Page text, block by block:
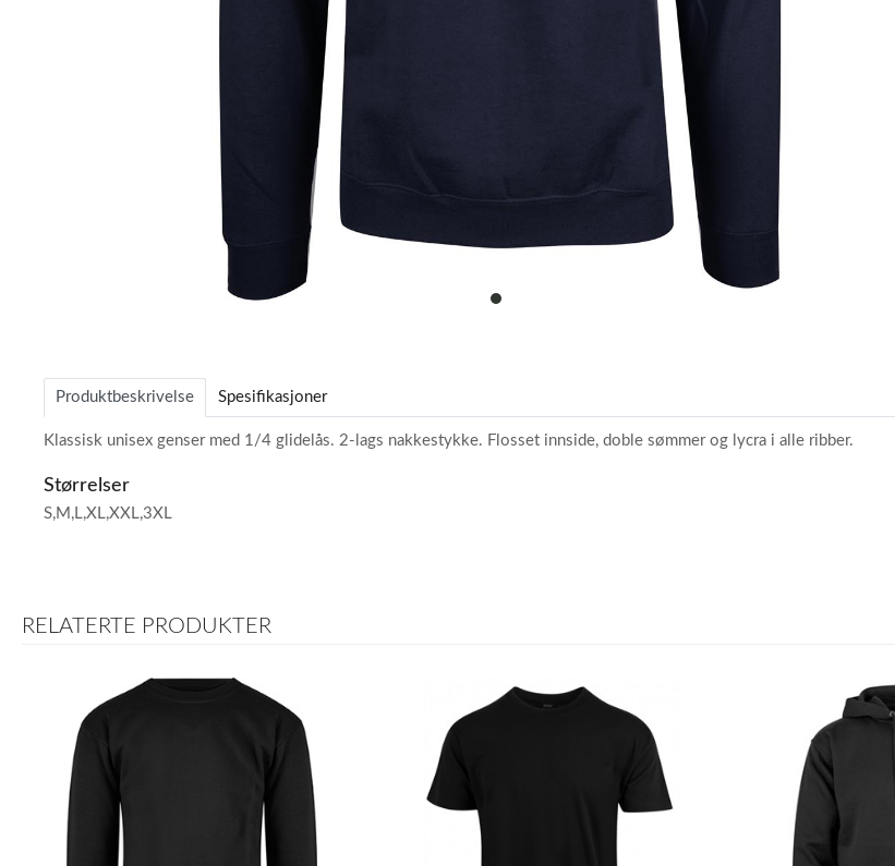
item
of
Produktbeskrivelse Spesifikasjoner
Klassisk unisex genser med 1/4 glidelås. 2-lags nakkestykke. Flosset innside, doble sømmer og lycra i alle ribber.
Størrelser
S,M,L,XL,XXL,3XL
RELATERTE PRODUKTER